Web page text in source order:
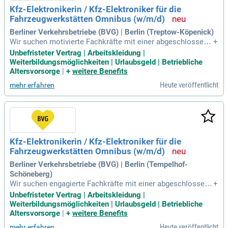
Kfz-Elektronikerin / Kfz-Elektroniker für die
Fahrzeugwerkstätten Omnibus (w/m/d)
Berliner Verkehrsbetriebe (BVG) | Berlin (Treptow-Köpenick)
Wir suchen motivierte Fachkräfte mit einer abgeschlossene
n technischen Berufsausbildung, idealerweise als Kfz-Mech
atroniker*in oder Kfz-Elektriker*in. Du bringst Kenntnisse in
Instandhaltungsprozessen und elektronischen Fahrzeugsyst
emen mit? Dann freue dich auf unbefristete Voll- oder Teilze
itanstellungen (37,5 Stunden) in verschiedenen Standorten B
erlins. Die Vergütung erfolgt nach Entgeltgruppe 8 TV-N Berl
in zwischen 3.713,52€ und 4.089,33€, abhängig von deiner B
erufserfahrung. Wir gestalten mit dir die Mobilität von morg
en, im Einklang mit Mensch und Umwelt. Werde Teil unsere
s Teams und erlebe, wie wir mit Herz und Verstand den Herz
schlag Berlins antreiben!
+
Unbefristeter Vertrag | Arbeitskleidung |
Weiterbildungsmöglichkeiten | Urlaubsgeld | Betriebliche
Altersvorsorge | + weitere Benefits
mehr erfahren Heute veröffentlicht
Kfz-Elektronikerin / Kfz-Elektroniker für die
Fahrzeugwerkstätten Omnibus (w/m/d)
Berliner Verkehrsbetriebe (BVG) | Berlin (Tempelhof-
Schöneberg)
Wir suchen engagierte Fachkräfte mit einer abgeschlossene
n technischen Berufsausbildung, wie Kfz-Mechatroniker*in o
der Elektroniker*in für Betriebs- und Systemtechnik. Idealer
weise bringst du Kenntnisse in der Kraftfahrzeugtechnik und
+
Unbefristeter Vertrag | Arbeitskleidung |
Weiterbildungsmöglichkeiten | Urlaubsgeld | Betriebliche
Altersvorsorge
+ weitere Benefits